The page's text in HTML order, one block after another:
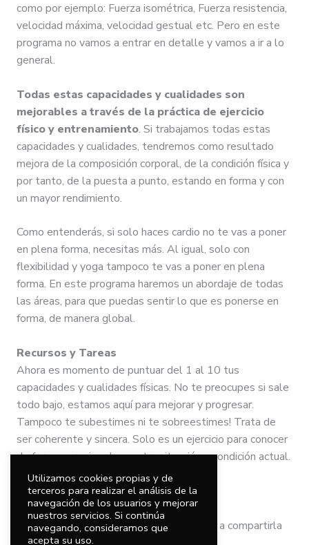
como por ejemplo: Fuerza isométrica, Fuerza resistencia,
velocidad máxima, velocidad gestual etc. Pero en este
programa no vamos a entrar en detalle y vamos a ir a lo
general.
Todas estas capacidades y cualidades son
mejorables a través de la práctica de ejercicio
físico y entrenamiento. Si trabajamos todas estas
capacidades y cualidades, tendremos como resultado
mejora de la composición corporal, de la condición física y
por tanto, de la puesta a punto, estando en forma y con
un mayor rendimiento.
Como entenderás, si solo haces cardio no te vas a poner
en plena forma, necesitas más. Al igual, solo con
flexibilidad y yoga tampoco te vas a poner en plena
forma. En este programa haremos un abordaje de todas
las áreas, para que puedas sentir lo que es ponerse en
forma, de manera global.
Recursos y Tareas
Ahora es momento de puntuar del 1 al 10 tus
capacidades y cualidades físicas. No te preocupes si sale
todo bajo, estamos aquí para mejorar y progresar.
Tampoco te subestimes ni te sobreestimes! Trata de
ser coherente y sincera. Solo es un ejercicio para conocer
de forma aproximada nuestra situación y condición actual.
➡ Mi condición física
Una vez tengas tu rueda lista, ¿te animas a compartirla
Utilizamos cookies propias y de
terceros para realizar el análisis de la
navegación de los usuarios y mejorar
nuestros servicios. Si continúa
navegando, consideramos que
acepta su uso.